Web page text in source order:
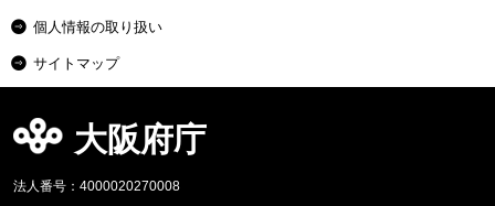
個人情報の取り扱い
サイトマップ
大阪府庁
法人番号：4000020270008